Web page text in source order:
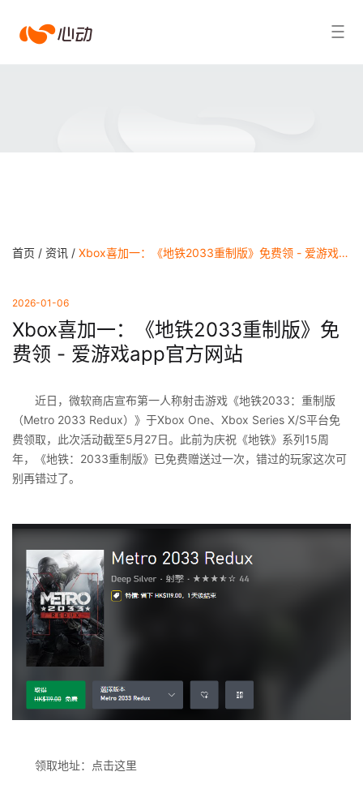
爱搜索结果
首页 / 资讯 / Xbox喜加一：《地铁2033重制版》免费领 - 爱游戏app官方网站
2026-01-06
Xbox喜加一：《地铁2033重制版》免
费领 - 爱游戏app官方网站
近日，微软商店宣布第一人称射击游戏《地铁2033：重制版
（Metro 2033 Redux）》于Xbox One、Xbox Series X/S平台免
费领取，此次活动截至5月27日。此前为庆祝《地铁》系列15周
年，《地铁：2033重制版》已免费赠送过一次，错过的玩家这次可
别再错过了。
领取地址：点击这里